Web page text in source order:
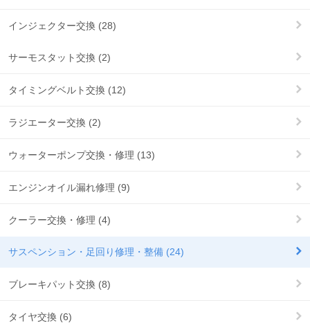
インジェクター交換 (28)
サーモスタット交換 (2)
タイミングベルト交換 (12)
ラジエーター交換 (2)
ウォーターポンプ交換・修理 (13)
エンジンオイル漏れ修理 (9)
クーラー交換・修理 (4)
サスペンション・足回り修理・整備 (24)
ブレーキパット交換 (8)
タイヤ交換 (6)